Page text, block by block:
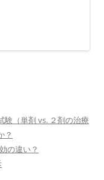
験（単剤 vs. ２剤の治療
？
の違い？